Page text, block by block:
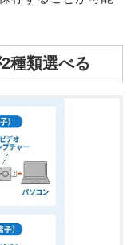
種類選べる